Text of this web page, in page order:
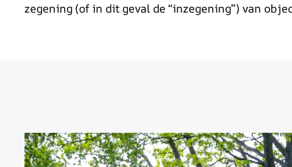
zegening (of in dit geval de “inzegening”) van